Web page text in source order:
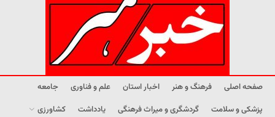
صفحه اصلی فرهنگ و هنر اخبار استان علم و فناوری
جامعه
پزشکی و سلامت
گردشگری و میراث فرهنگی یادداشت
کشاورزی